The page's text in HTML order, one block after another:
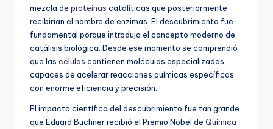
mezcla de proteínas catalíticas que posteriormente
recibirían el nombre de enzimas. El descubrimiento fue
fundamental porque introdujo el concepto moderno de
catálisis biológica. Desde ese momento se comprendió
que las células contienen moléculas especializadas
capaces de acelerar reacciones químicas específicas
con enorme eficiencia y precisión.
El impacto científico del descubrimiento fue tan grande
que Eduard Büchner recibió el Premio Nobel de Química